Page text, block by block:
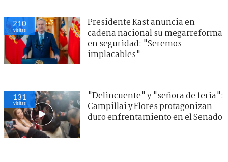
210
visitas
Presidente Kast anuncia en
cadena nacional su megarreforma
en seguridad: "Seremos
implacables"
131
visitas
"Delincuente" y "señora de feria":
Campillai y Flores protagonizan
duro enfrentamiento en el Senado